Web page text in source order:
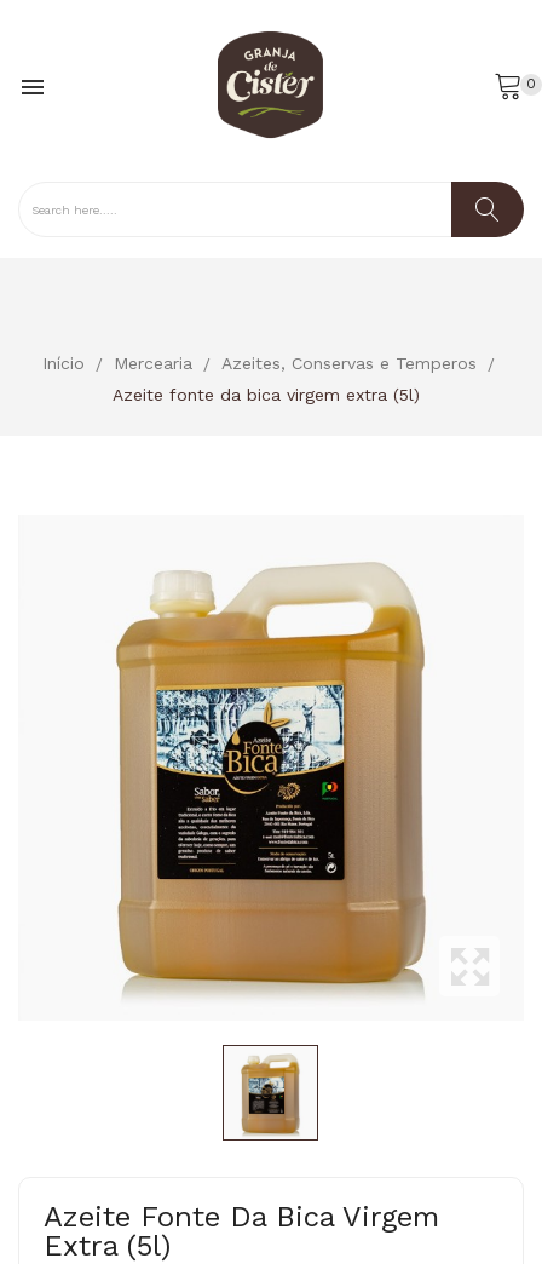
 0
Início Mercearia
Azeites, Conservas e Temperos
Azeite fonte da bica virgem extra (5l)
Azeite Fonte Da Bica Virgem
Extra (5l)